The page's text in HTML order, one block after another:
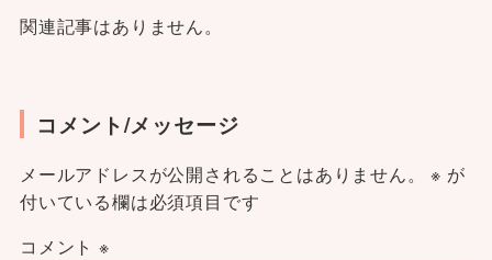
関連記事はありません。
コメント/メッセージ
メールアドレスが公開されることはありません。 ※ が
付いている欄は必須項目です
コメント ※